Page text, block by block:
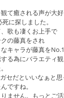
て癒される声が大
に探しました。
歌も凄くお上手で
の藤真をされ
キャラが藤真をNo.1
る為にバラエティ観
セだといいなぁと思
ですね。
ません。もっとご活